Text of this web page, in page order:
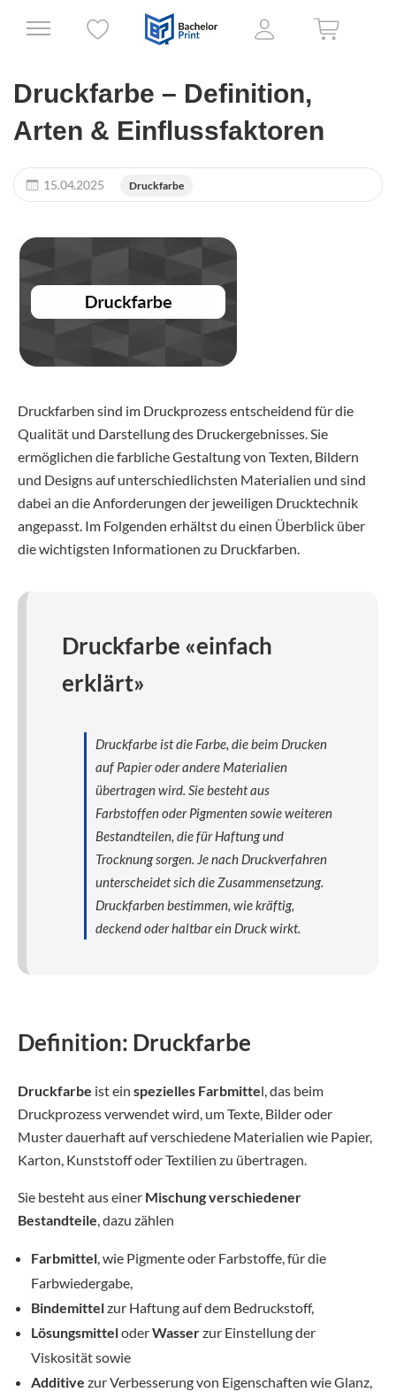
Druckfarbe – Definition,
Arten & Einflussfaktoren
15.04.2025 Druckfarbe
Druckfarben sind im Druckprozess entscheidend für die
Qualität und Darstellung des Druckergebnisses. Sie
ermöglichen die farbliche Gestaltung von Texten, Bildern
und Designs auf unterschiedlichsten Materialien und sind
dabei an die Anforderungen der jeweiligen Drucktechnik
angepasst. Im Folgenden erhältst du einen Überblick über
die wichtigsten Informationen zu Druckfarben.
Druckfarbe «einfach
erklärt»
Druckfarbe ist die Farbe, die beim Drucken
auf Papier oder andere Materialien
übertragen wird. Sie besteht aus
Farbstoffen oder Pigmenten sowie weiteren
Bestandteilen, die für Haftung und
Trocknung sorgen. Je nach Druckverfahren
unterscheidet sich die Zusammensetzung.
Druckfarben bestimmen, wie kräftig,
deckend oder haltbar ein Druck wirkt.
Definition: Druckfarbe
Druckfarbe ist ein spezielles Farbmittel, das beim
Druckprozess verwendet wird, um Texte, Bilder oder
Muster dauerhaft auf verschiedene Materialien wie Papier,
Karton, Kunststoff oder Textilien zu übertragen.
Sie besteht aus einer Mischung verschiedener
Bestandteile, dazu zählen
Farbmittel, wie Pigmente oder Farbstoffe, für die
Farbwiedergabe,
Bindemittelzur Haftung auf dem Bedruckstoff,
LösungsmitteloderWasserzur Einstellung der
Viskosität sowie
Additive zur Verbesserung von Eigenschaften wie Glanz,